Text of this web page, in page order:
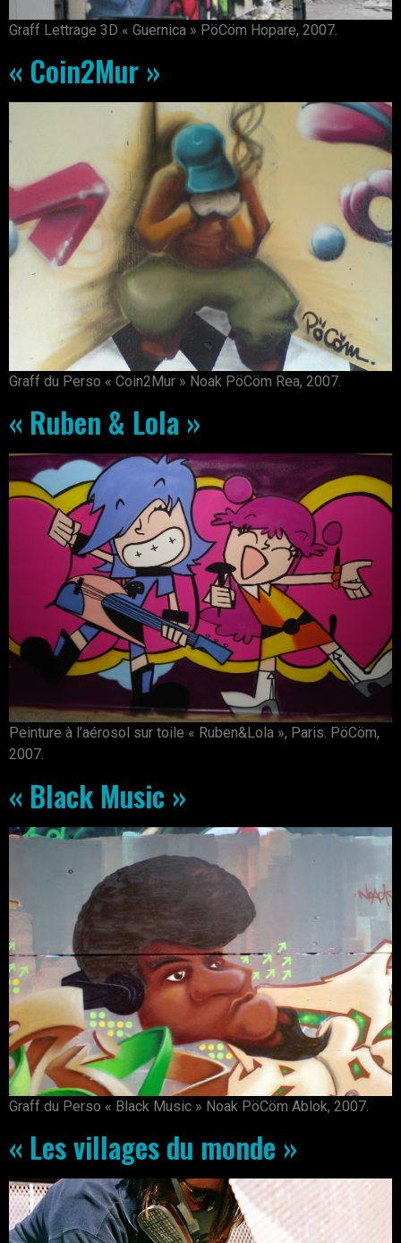
Graff Lettrage 3D « Guernica » PöCöm Hopare, 2007.
« Coin2Mur »
Graff du Perso « Coin2Mur » Noak PöCöm Rea, 2007.
« Ruben & Lola »
Peinture à l’aérosol sur toile « Ruben&Lola », Paris. PöCöm,
2007.
« Black Music »
Graff du Perso « Black Music » Noak PöCöm Ablok, 2007.
« Les villages du monde »